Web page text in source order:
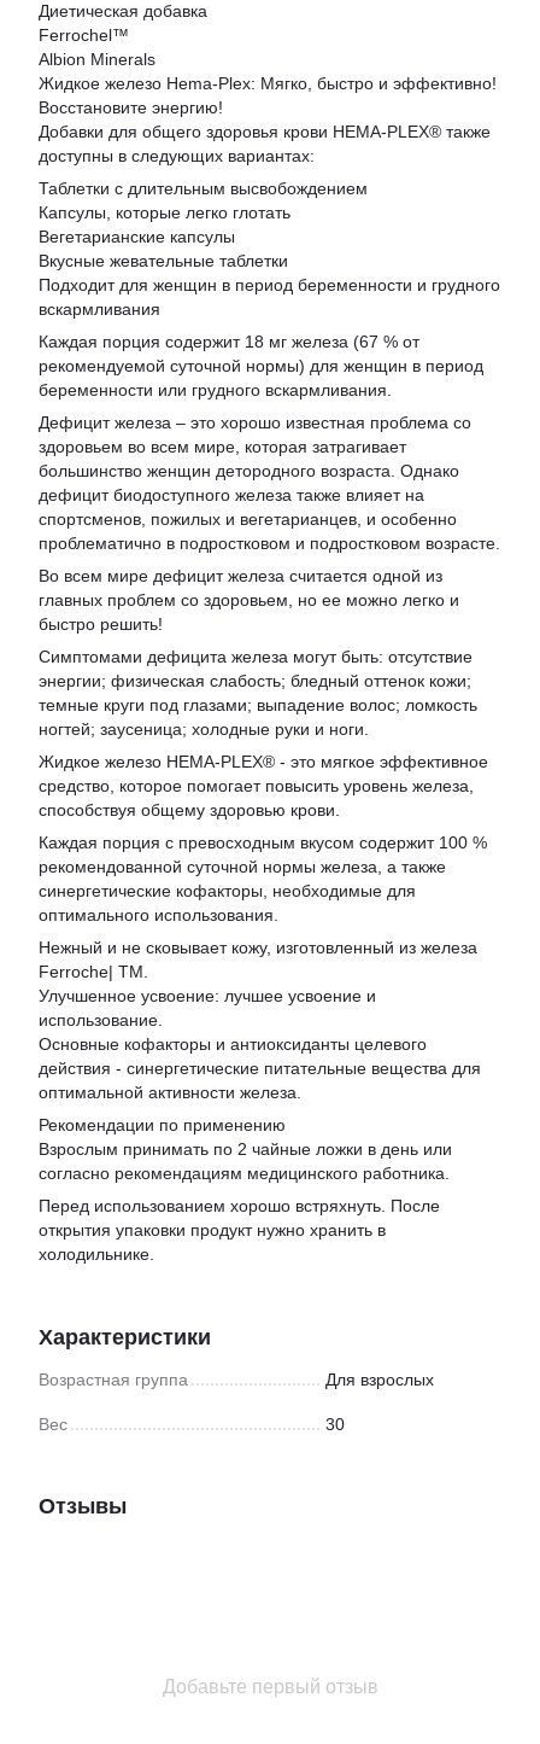
Диетическая добавка
Ferrochel™
Albion Minerals
Жидкое железо Hema-Plex: Мягко, быстро и эффективно!
Восстановите энергию!
Добавки для общего здоровья крови HEMA-PLEX® также
доступны в следующих вариантах:
Таблетки с длительным высвобождением
Капсулы, которые легко глотать
Вегетарианские капсулы
Вкусные жевательные таблетки
Подходит для женщин в период беременности и грудного
вскармливания
Каждая порция содержит 18 мг железа (67 % от
рекомендуемой суточной нормы) для женщин в период
беременности или грудного вскармливания.
Дефицит железа – это хорошо известная проблема со
здоровьем во всем мире, которая затрагивает
большинство женщин детородного возраста. Однако
дефицит биодоступного железа также влияет на
спортсменов, пожилых и вегетарианцев, и особенно
проблематично в подростковом и подростковом возрасте.
Во всем мире дефицит железа считается одной из
главных проблем со здоровьем, но ее можно легко и
быстро решить!
Симптомами дефицита железа могут быть: отсутствие
энергии; физическая слабость; бледный оттенок кожи;
темные круги под глазами; выпадение волос; ломкость
ногтей; заусеница; холодные руки и ноги.
Жидкое железо HEMA-PLEX® - это мягкое эффективное
средство, которое помогает повысить уровень железа,
способствуя общему здоровью крови.
Каждая порция с превосходным вкусом содержит 100 %
рекомендованной суточной нормы железа, а также
синергетические кофакторы, необходимые для
оптимального использования.
Нежный и не сковывает кожу, изготовленный из железа
Ferroche| TM.
Улучшенное усвоение: лучшее усвоение и
использование.
Основные кофакторы и антиоксиданты целевого
действия - синергетические питательные вещества для
оптимальной активности железа.
Рекомендации по применению
Взрослым принимать по 2 чайные ложки в день или
согласно рекомендациям медицинского работника.
Перед использованием хорошо встряхнуть. После
открытия упаковки продукт нужно хранить в
холодильнике.
Характеристики
Возрастная группа Для взрослых
Вес 30
Отзывы
Добавьте первый отзыв